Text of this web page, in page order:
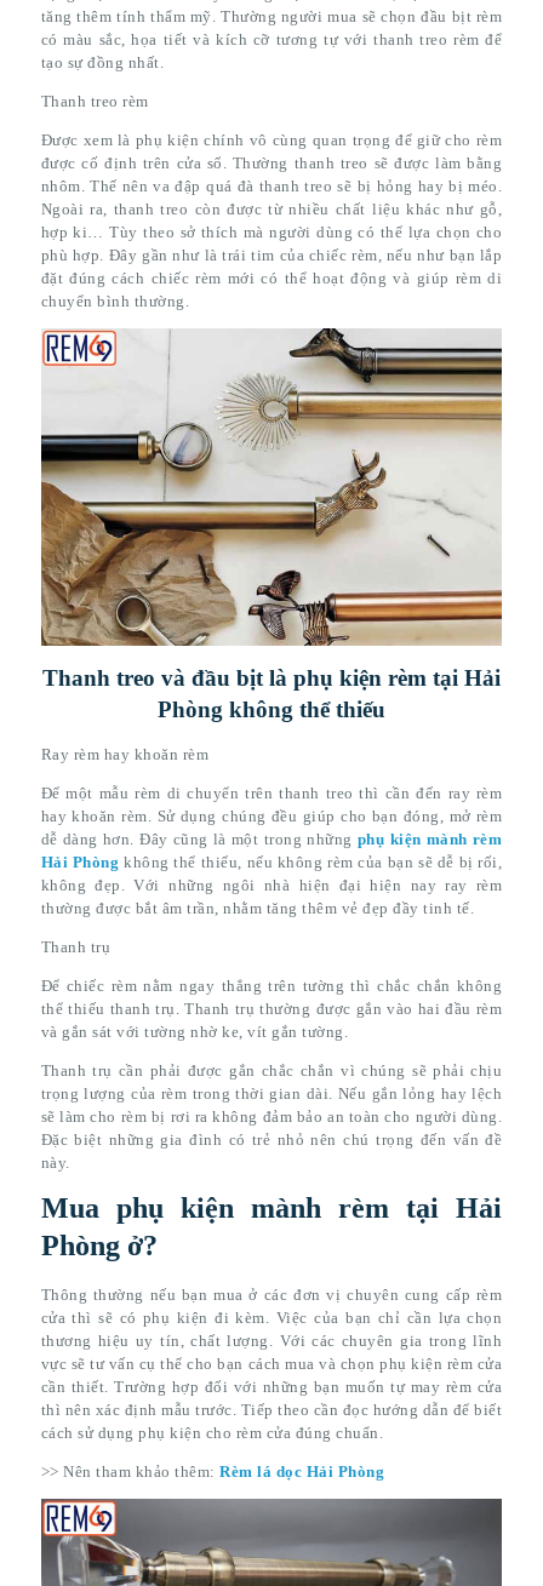
tăng thêm tính thẩm mỹ. Thường người mua sẽ chọn đầu bịt rèm
có màu sắc, họa tiết và kích cỡ tương tự với thanh treo rèm để
tạo sự đồng nhất.
Thanh treo rèm
Được xem là phụ kiện chính vô cùng quan trọng để giữ cho rèm
được cố định trên cửa sổ. Thường thanh treo sẽ được làm bằng
nhôm. Thế nên va đập quá đà thanh treo sẽ bị hỏng hay bị méo.
Ngoài ra, thanh treo còn được từ nhiều chất liệu khác như gỗ,
hợp ki… Tùy theo sở thích mà người dùng có thể lựa chọn cho
phù hợp. Đây gần như là trái tim của chiếc rèm, nếu như bạn lắp
đặt đúng cách chiếc rèm mới có thể hoạt động và giúp rèm di
chuyển bình thường.
Thanh treo và đầu bịt là phụ kiện rèm tại Hải
Phòng không thể thiếu
Ray rèm hay khoăn rèm
Để một mẫu rèm di chuyển trên thanh treo thì cần đến ray rèm
hay khoăn rèm. Sử dụng chúng đều giúp cho bạn đóng, mở rèm
dễ dàng hơn. Đây cũng là một trong những phụ kiện mành rèm
Hải Phòng không thể thiếu, nếu không rèm của bạn sẽ dễ bị rối,
không đẹp. Với những ngôi nhà hiện đại hiện nay ray rèm
thường được bắt âm trần, nhằm tăng thêm vẻ đẹp đầy tinh tế.
Thanh trụ
Để chiếc rèm nằm ngay thẳng trên tường thì chắc chắn không
thể thiếu thanh trụ. Thanh trụ thường được gắn vào hai đầu rèm
và gắn sát với tường nhờ ke, vít gắn tường.
Thanh trụ cần phải được gắn chắc chắn vì chúng sẽ phải chịu
trọng lượng của rèm trong thời gian dài. Nếu gắn lỏng hay lệch
sẽ làm cho rèm bị rơi ra không đảm bảo an toàn cho người dùng.
Đặc biệt những gia đình có trẻ nhỏ nên chú trọng đến vấn đề
này.
Mua phụ kiện mành rèm tại Hải
Phòng ở?
Thông thường nếu bạn mua ở các đơn vị chuyên cung cấp rèm
cửa thì sẽ có phụ kiện đi kèm. Việc của bạn chỉ cần lựa chọn
thương hiệu uy tín, chất lượng. Với các chuyên gia trong lĩnh
vực sẽ tư vấn cụ thể cho bạn cách mua và chọn phụ kiện rèm cửa
cần thiết. Trường hợp đối với những bạn muốn tự may rèm cửa
thì nên xác định mẫu trước. Tiếp theo cần đọc hướng dẫn để biết
cách sử dụng phụ kiện cho rèm cửa đúng chuẩn.
>> Nên tham khảo thêm:Rèm lá dọc Hải Phòng